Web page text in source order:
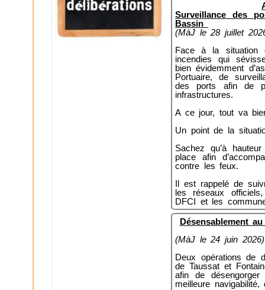
Surveillance des
Bassin
(MàJ le 28 juillet
Face à la situation
incendies qui
bien évidemment
Portuaire, de
des ports afin de
infrastructures.
A ce jour, tout va
Un point de la
Sachez qu’à
place afin
contre les feux.
Il est rappelé de
les réseaux
DFCI et les
Désensablement
(MàJ le 24 juin 2026)
Deux opérations de
de Taussat et
afin de
meilleure